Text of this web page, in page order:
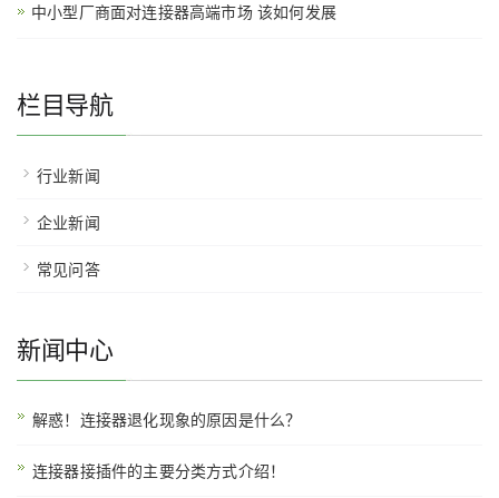
中小型厂商面对连接器高端市场 该如何发展
栏目导航
行业新闻
企业新闻
常见问答
新闻中心
解惑！连接器退化现象的原因是什么？
连接器接插件的主要分类方式介绍！